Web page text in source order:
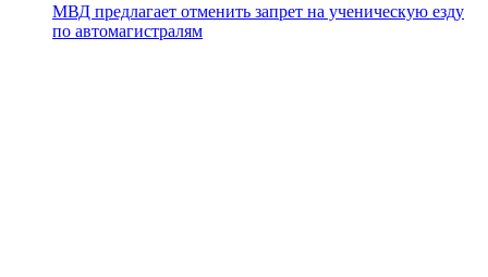
МВД предлагает отменить запрет на ученическую езду
по автомагистралям